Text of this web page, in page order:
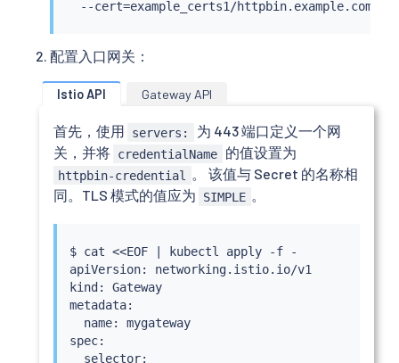
  --cert
=
配置入口网关：
Istio API Gateway API
首先，使用 servers:
为 443 端口定义一个网
关，并将 credentialName 的值设置为
httpbin-credential
。 该值与 Secret 的名称相
同。TLS 模式的值应为
SIMPLE 。
$ cat <<EOF kubectl
apply -f -
apiVersion: networking.istio.io/v1
kind: Gateway
metadata:
  name: mygateway
spec:
  selector: